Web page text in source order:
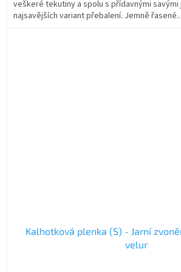
veškeré tekutiny a spolu s přídavnými
najsavějších variant přebalení. Jemně řasené...
Kalhotková plenka (S) - Jarní
velur